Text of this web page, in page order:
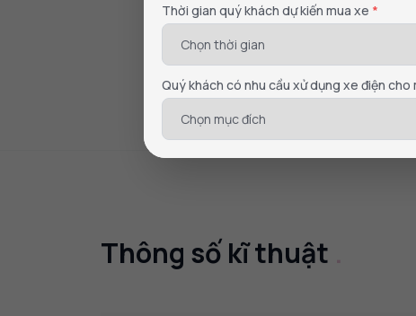
Thông số kĩ thuật .
Thời gian quý khách dự kiến mua xe *
Quý khách có nhu cầu xử dụng xe điện cho